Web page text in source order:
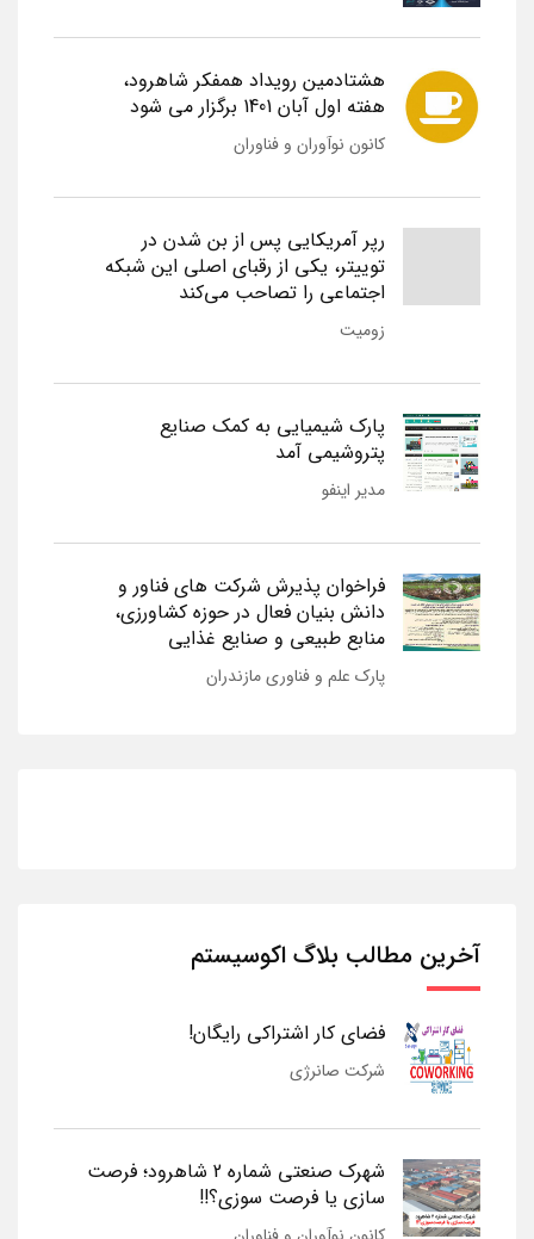
هشتادمین رویداد همفکر شاهرود،
هفته اول آبان 1401 برگزار می شود
کانون نوآوران و فناوران
رپر آمریکایی پس از بن شدن در
توییتر، یکی از رقبای اصلی این شبکه
اجتماعی را تصاحب می‌کند
زومیت
پارک شیمیایی به کمک صنایع
پتروشیمی آمد
مدیر اینفو
فراخوان پذیرش شرکت های فناور و
دانش بنیان فعال در حوزه کشاورزی،
منابع طبیعی و صنایع غذایی
پارک علم و فناوری مازندران
آخرین مطالب بلاگ اکوسیستم
فضای کار اشتراکی رایگان!
شرکت صانرژی
شهرک صنعتی شماره 2 شاهرود؛ فرصت
سازی یا فرصت سوزی؟!!